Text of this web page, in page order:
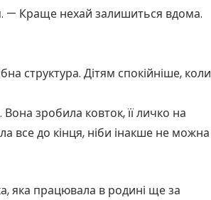
— Краще нехай залишиться вдома.
структура. Дітям спокійніше, коли
зробила ковток, її личко на
все до кінця, ніби інакше не можна
яка працювала в родині ще за